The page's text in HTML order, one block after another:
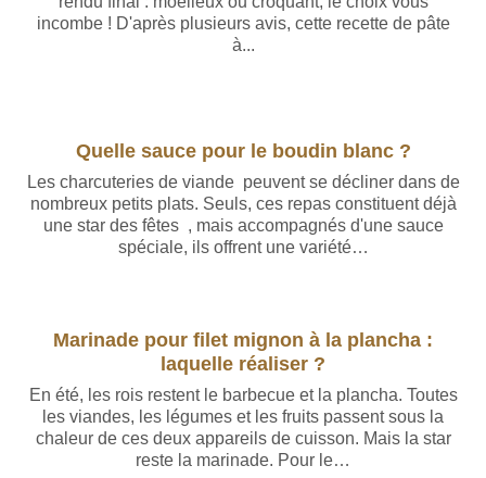
incombe ! D'après plusieurs avis, cette recette de pâte
à...
Quelle sauce pour le boudin blanc ?
Les charcuteries de viande peuvent se décliner dans de
nombreux petits plats. Seuls, ces repas constituent déjà
une star des fêtes , mais accompagnés d'une sauce
spéciale, ils offrent une variété…
Marinade pour filet mignon à la plancha :
laquelle réaliser ?
En été, les rois restent le barbecue et la plancha. Toutes
les viandes, les légumes et les fruits passent sous la
chaleur de ces deux appareils de cuisson. Mais la star
reste la marinade. Pour le…